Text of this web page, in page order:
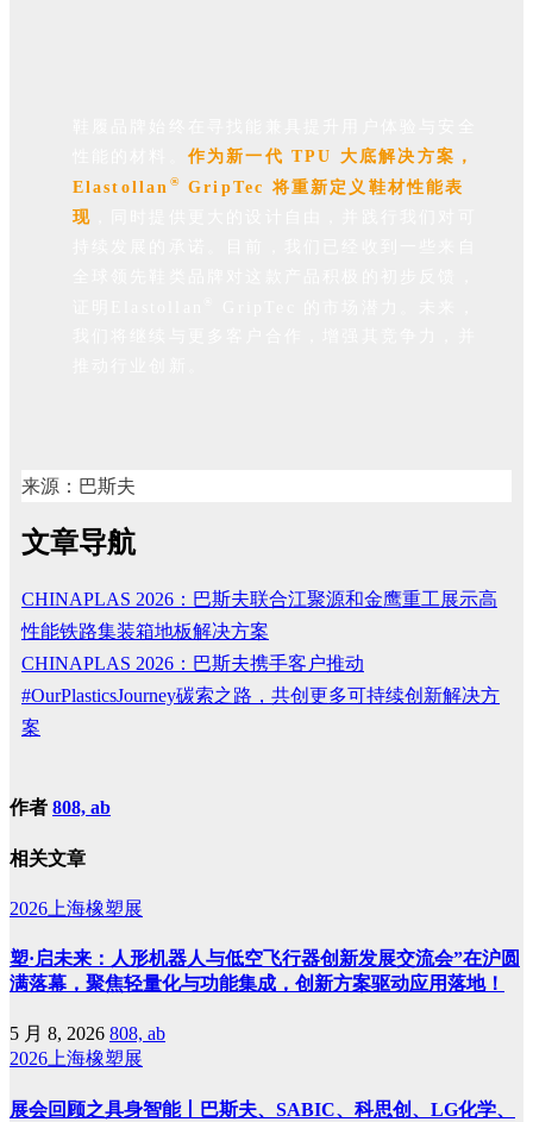
作为新一代 TPU 大底解决方案，
Elastollan ®
GripTec 将重新定义鞋材性能表
现
来源：巴斯夫
文章导航
CHINAPLAS 2026：巴斯夫联合江聚源和金鹰重工展示高
性能铁路集装箱地板解决方案
CHINAPLAS 2026：巴斯夫携手客户推动
#OurPlasticsJourney碳索之路，共创更多可持续创新解决方
案
作者 808, ab
相关文章
2026上海橡塑展
塑·启未来：人形机器人与低空飞行器创新发展交流会”在沪圆
满落幕，聚焦轻量化与功能集成，创新方案驱动应用落地！
5 月 8, 2026 808, ab
2026上海橡塑展
展会回顾之具身智能丨巴斯夫、SABIC、科思创、LG化学、